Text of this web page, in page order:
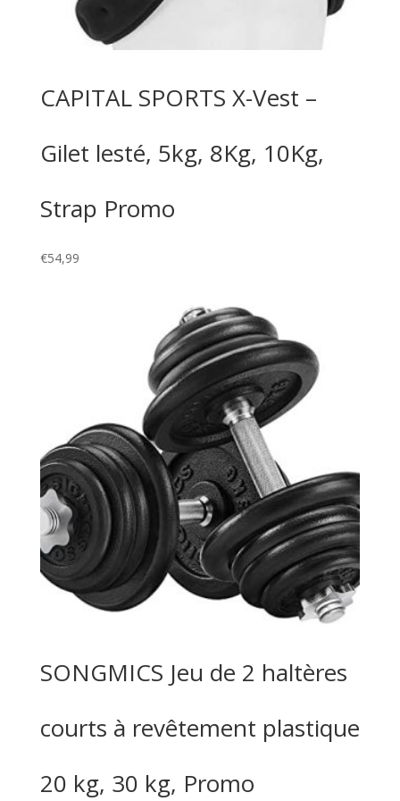
CAPITAL SPORTS X-Vest –
Gilet lesté, 5kg, 8Kg, 10Kg,
Strap Promo
€54,99
SONGMICS Jeu de 2 haltères
courts à revêtement plastique
20 kg, 30 kg, Promo